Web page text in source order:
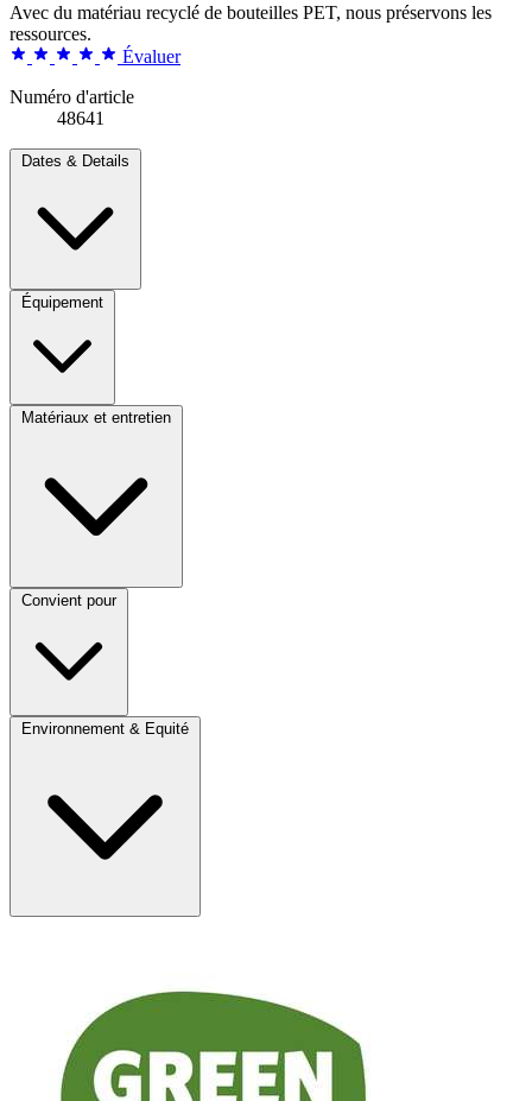
Avec du matériau recyclé de bouteilles PET, nous préservons les
ressources.
Évaluer
Numéro d'article
48641
Dates & Details
Équipement
Matériaux et entretien
Convient pour
Environnement & Equité